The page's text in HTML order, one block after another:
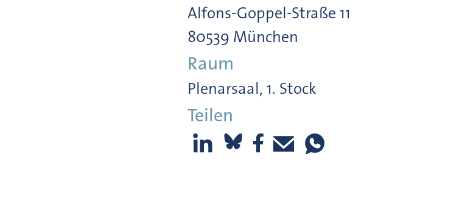
Alfons-Goppel-Straße 11
80539 München
Raum
Plenarsaal, 1. Stock
Teilen